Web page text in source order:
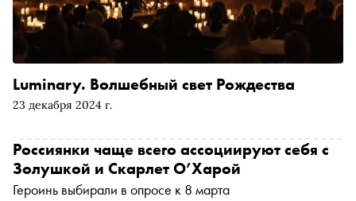
23 декабря 2024 г.
Luminary. Волшебный свет Рождества
Россиянки чаще всего ассоциируют себя с
Золушкой и Скарлет О’Харой
Героинь выбирали в опросе к 8 марта